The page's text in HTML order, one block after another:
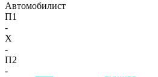
Автомобилист
П1
-
X
-
П2
-